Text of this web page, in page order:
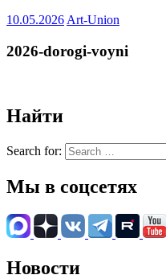
10.05.2026 Art-Union
2026-dorogi-voyni
Найти
Search for:
Мы в соцсетях
Новости